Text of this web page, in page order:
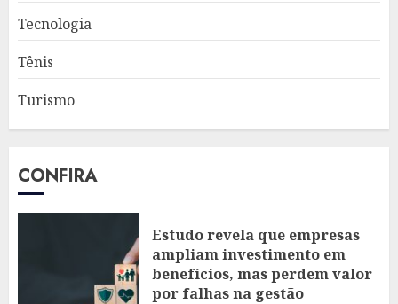
Tecnologia
Tênis
Turismo
CONFIRA
Estudo revela que empresas
ampliam investimento em
benefícios, mas perdem valor
por falhas na gestão